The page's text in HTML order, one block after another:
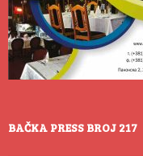
BAČKA PRESS BROJ 217